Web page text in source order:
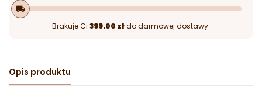
local_shipping
Brakuje Ci 399.00 złdo darmowej dostawy.
Opis produktu